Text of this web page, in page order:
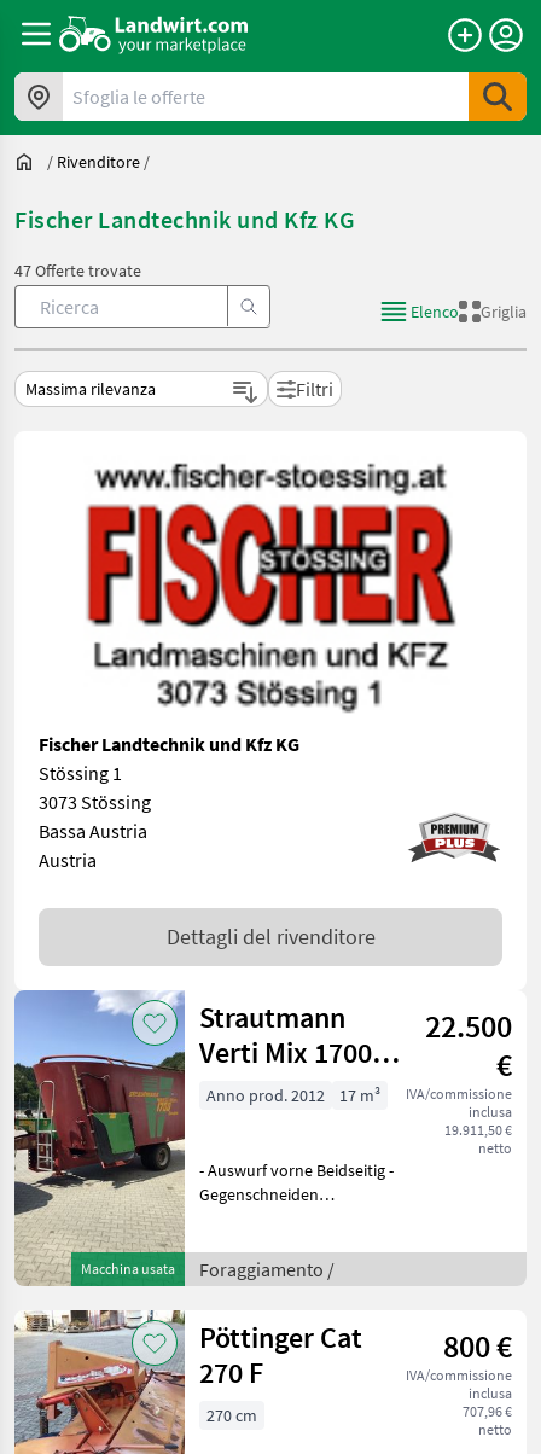
Sfoglia le offerte
/ Rivenditore /
Fischer Landtechnik und Kfz KG
47 Offerte trovate
Elenco
Griglia
Filtri
Fischer Landtechnik und Kfz KG
Stössing 1
3073 Stössing
Bassa Austria
Austria
Dettagli del rivenditore
Macchina usata
Strautmann
Verti Mix 1700
Double
22.500
€
IVA/commissione
inclusa
19.911,50 €
netto
Anno prod. 2012 17 m³
- Auswurf vorne Beidseitig -
Gegenschneiden
Messersatz Standard - 2 x T-
Koaxialgetriebe 1 zu 1 und
Foraggiamento /
Pöttinger Cat
270 F
800 €
IVA/commissione
inclusa
707,96 €
netto
270 cm